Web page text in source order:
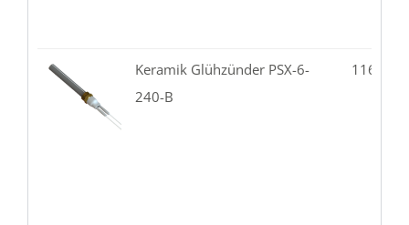
Keramik Glühzünder PSX-6-
240-B
116.86-